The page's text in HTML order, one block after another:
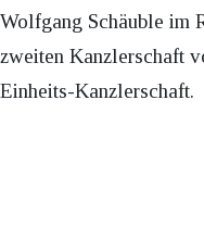
Wolfgang Schäuble im
zweiten Kanzlerschaft
Einheits-Kanzlerschaft.